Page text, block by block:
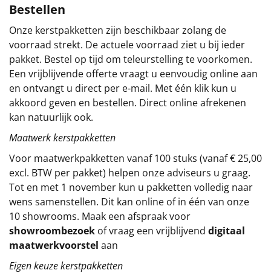
Kerstgeschenken 2026
Relatiegeschenken
Cadeaubon
Per stuk
Alle overige
Bestellen
Onze kerstpakketten zijn beschikbaar zolang de
voorraad strekt. De actuele voorraad ziet u bij ieder
pakket. Bestel op tijd om teleurstelling te voorkomen.
Een vrijblijvende offerte vraagt u eenvoudig online aan
en ontvangt u direct per e-mail. Met één klik kun u
akkoord geven en bestellen. Direct online afrekenen
kan natuurlijk ook.
Maatwerk kerstpakketten
Voor maatwerkpakketten vanaf 100 stuks (vanaf € 25,00
excl. BTW per pakket) helpen onze adviseurs u graag.
Tot en met 1 november kun u pakketten volledig naar
wens samenstellen. Dit kan online of in één van onze
10 showrooms. Maak een afspraak voor
showroombezoek of vraag een vrijblijvend digitaal
maatwerkvoorstel aan
Eigen keuze kerstpakketten